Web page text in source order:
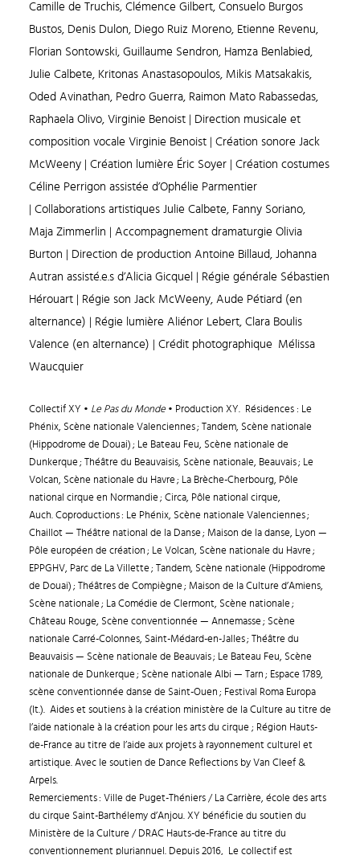
Camille de Truchis, Clémence Gilbert, Consuelo Burgos
Bustos, Denis Dulon, Diego Ruiz Moreno, Etienne Revenu,
Florian Sontowski, Guillaume Sendron, Hamza Benlabied,
Julie Calbete, Kritonas Anastasopoulos, Mikis Matsakakis,
Oded Avinathan, Pedro Guerra, Raimon Mato Rabassedas,
Raphaela Olivo, Virginie Benoist | Direction musicale et
composition vocale Virginie Benoist
| Création sonore Jack
McWeeny | Création lumière Éric Soyer | Création costumes
Céline Perrigon assistée d’Ophélie Parmentier
| Collaborations artistiques Julie Calbete, Fanny Soriano,
Maja Zimmerlin | Accompagnement dramaturgie Olivia
Burton | Direction de production Antoine Billaud, Johanna
Autran assisté.e.s d’Alicia Gicquel | Régie générale Sébastien
Hérouart | Régie son Jack McWeeny, Aude Pétiard (en
alternance) | Régie lumière Aliénor Lebert, Clara Boulis
Valence (en alternance) | Crédit photographique Mélissa
Waucquier
Collectif XY • Le Pas du Monde• Production XY. Résidences : Le
Phénix, Scène nationale Valenciennes ; Tandem, Scène nationale
(Hippodrome de Douai) ; Le Bateau Feu, Scène nationale de
Dunkerque ; Théâtre du Beauvaisis, Scène nationale, Beauvais ; Le
Volcan, Scène nationale du Havre ; La Brèche-Cherbourg, Pôle
national cirque en Normandie ; Circa, Pôle national cirque,
Auch. Coproductions : Le Phénix, Scène nationale Valenciennes ;
Chaillot — Théâtre national de la Danse ; Maison de la danse, Lyon —
Pôle européen de création ; Le Volcan, Scène nationale du Havre ;
EPPGHV, Parc de La Villette ; Tandem, Scène nationale (Hippodrome
de Douai) ; Théâtres de Compiègne ; Maison de la Culture d’Amiens,
Scène nationale ; La Comédie de Clermont, Scène nationale ;
Château Rouge, Scène conventionnée — Annemasse ; Scène
nationale Carré-Colonnes, Saint-Médard-en-Jalles ; Théâtre du
Beauvaisis — Scène nationale de Beauvais ; Le Bateau Feu, Scène
nationale de Dunkerque ; Scène nationale Albi — Tarn ; Espace 1789,
scène conventionnée danse de Saint-Ouen ; Festival Roma Europa
(It.). Aides et soutiens à la création ministère de la Culture au titre de
l’aide nationale à la création pour les arts du cirque ; Région Hauts-
de-France au titre de l’aide aux projets à rayonnement culturel et
artistique. Avec le soutien de Dance Reflections by Van Cleef &
Arpels.
Remerciements : Ville de Puget-Théniers / La Carrière, école des arts
du cirque Saint-Barthélemy d’Anjou. XY bénéficie du soutien du
Ministère de la Culture / DRAC Hauts-de-France au titre du
conventionnement pluriannuel. Depuis 2016, Le collectif est